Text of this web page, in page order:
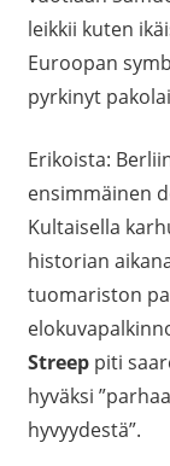
leikkii kuten
Euroopan
pyrkinyt
Erikoista:
ensimmäinen
Kultaisella
historian
tuomariston
Streeppiti
hyväksi
hyvyydestä”.